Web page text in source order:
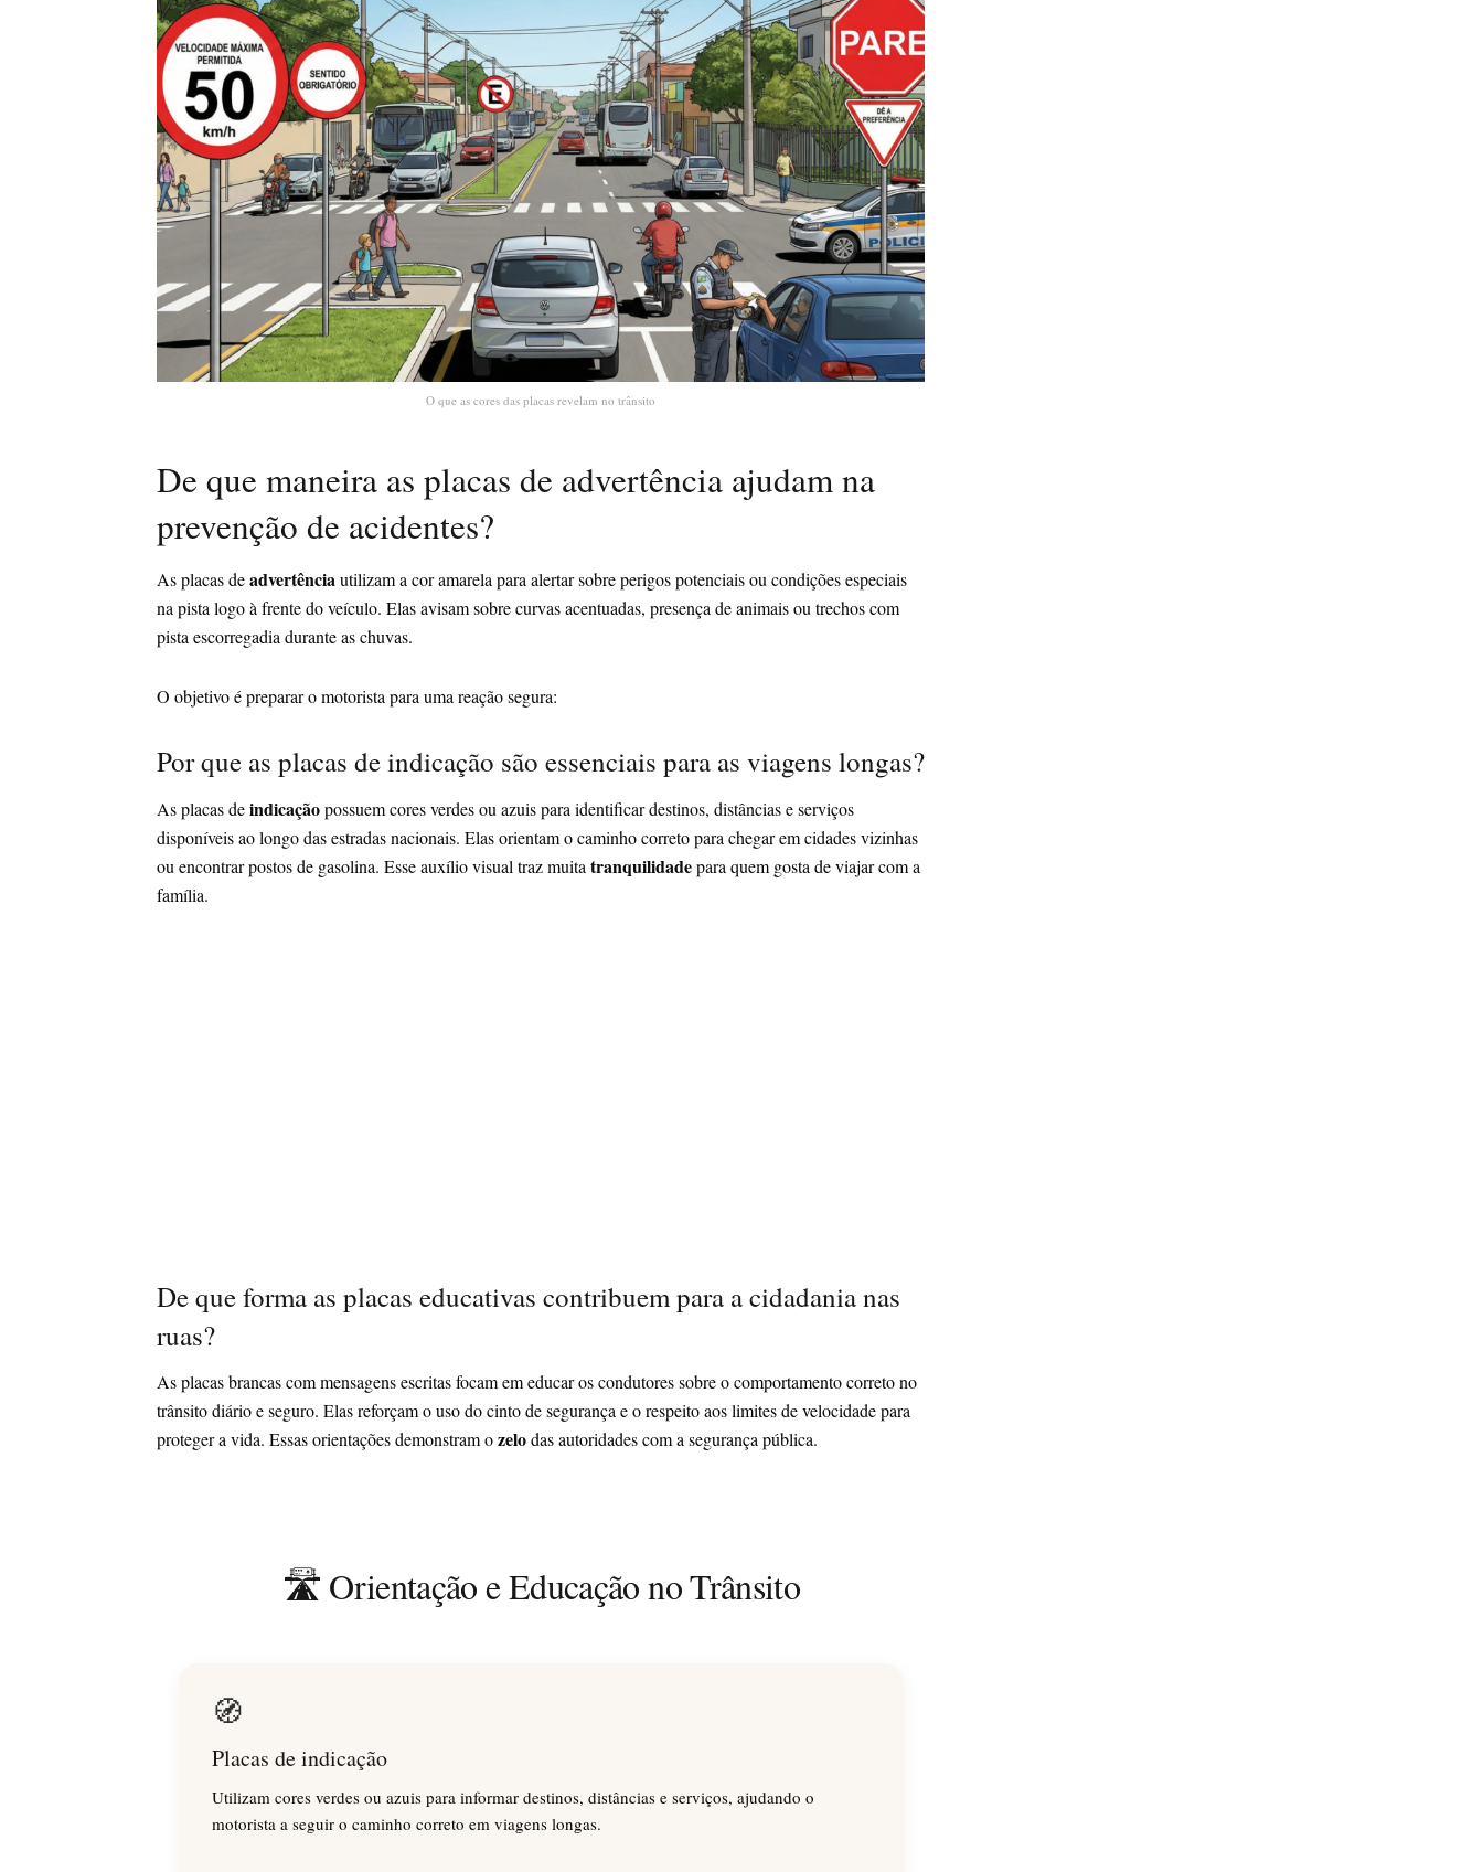
O que as cores das placas revelam no trânsito
De que maneira as placas de advertência ajudam na
prevenção de acidentes?
As placas deadvertênciautilizam a cor amarela para alertar sobre perigos potenciais ou condições especiais
na pista logo à frente do veículo. Elas avisam sobre curvas acentuadas, presença de animais ou trechos com
pista escorregadia durante as chuvas.
O objetivo é preparar o motorista para uma reação segura:
Por que as placas de indicação são essenciais para as viagens longas?
As placas deindicaçãopossuem cores verdes ou azuis para identificar destinos, distâncias e serviços
disponíveis ao longo das estradas nacionais. Elas orientam o caminho correto para chegar em cidades vizinhas
ou encontrar postos de gasolina. Esse auxílio visual traz muita tranquilidadepara quem gosta de viajar com a
família.
De que forma as placas educativas contribuem para a cidadania nas
ruas?
As placas brancas com mensagens escritas focam em educar os condutores sobre o comportamento correto no
trânsito diário e seguro. Elas reforçam o uso do cinto de segurança e o respeito aos limites de velocidade para
proteger a vida. Essas orientações demonstram ozelodas autoridades com a segurança pública.
🛣️ Orientação e Educação no Trânsito
🧭
Placas de indicação
Utilizam cores verdes ou azuis para informar destinos, distâncias e serviços, ajudando o
motorista a seguir o caminho correto em viagens longas.